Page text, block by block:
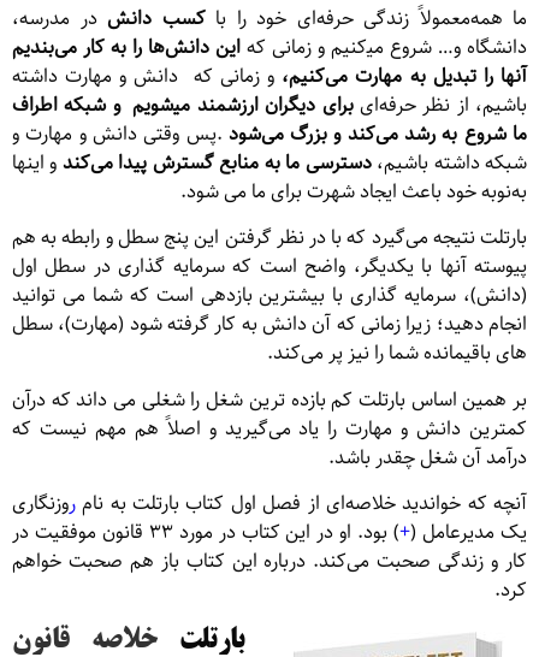
ما همه‌معمولاً زندگی حرفه‌ای خود را باکسب دانش در مدرسه،
دانشگاه و… شروع می‍‌کنیم و زمانی کهاین دانش‌ها را به کار می‌بندیم
آنها را تبدیل به مهارت می‌کنیم، و زمانی که دانش و مهارت داشته
باشیم، از نظر حرفه‌ای برای دیگران ارزشمند می‍‌شویم و شبکه اطراف
ما شروع به رشد می‌کند و بزرگ می‌شود .پس وقتی دانش و مهارت و
شبکه داشته باشیم،دسترسی ما به منابع گسترش پیدا می‌کندو اینها
به‌نوبه خود باعث ایجاد شهرت برای ما می شود.
بارتلت نتیجه می‌گیرد که با در نظر گرفتن این پنج سطل و رابطه به هم
پیوسته آنها با یکدیگر، واضح است که سرمایه گذاری در سطل اول
(دانش)، سرمایه گذاری با بیشترین بازدهی است که شما می توانید
انجام دهید؛ زیرا زمانی که آن دانش به کار گرفته شود (مهارت)، سطل
های باقیمانده شما را نیز پر می‌کند.
بر همین اساس بارتلت کم بازده ترین شغل را شغلی می داند که درآن
کمترین دانش و مهارت را یاد می‌گیرید و اصلاً هم مهم نیست که
درآمد آن شغل چقدر باشد.
آنچه که خواندید خلاصه‌ای از فصل اول کتاب بارتلت به نامروزنگاری
یک مدیرعامل (+
) بود. او در این کتاب در مورد ۳۳ قانون موفقیت در
کار و زندگی صحبت می‌کند. درباره این کتاب باز هم صحبت خواهم
کرد.
بارتلت خلاصه قانون